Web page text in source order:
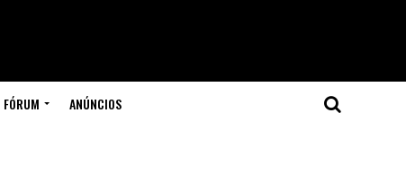
FÓRUM ANÚNCIOS